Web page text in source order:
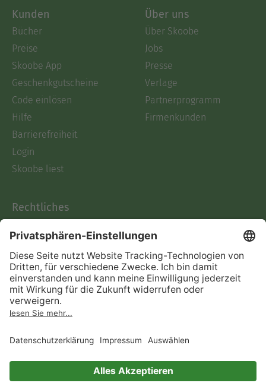
Kunden
Bücher
Preise
Skoobe App
Geschenkgutscheine
Code einlösen
Hilfe
Barrierefreiheit
Login
Skoobe liest
Über uns
Über Skoobe
Jobs
Presse
Verlage
Partnerprogramm
Firmenkunden
Rechtliches
AGB
Informationen nach Data
Act
Verträge hier kündigen
Impressum